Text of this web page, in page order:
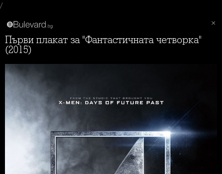
/
Първи плакат за "Фантастичната четворка"
(2015)